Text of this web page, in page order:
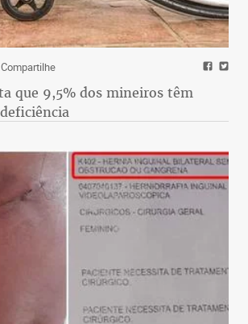
que 9,5% dos mineiros têm